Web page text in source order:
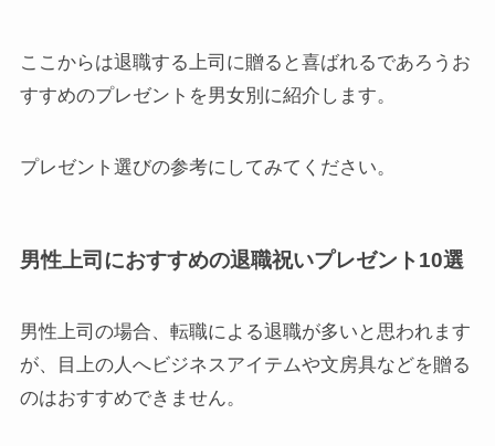
ここからは退職する上司に贈ると喜ばれるであろうお
すすめのプレゼントを男女別に紹介します。
プレゼント選びの参考にしてみてください。
男性上司におすすめの退職祝いプレゼント10選
男性上司の場合、転職による退職が多いと思われます
が、目上の人へビジネスアイテムや文房具などを贈る
のはおすすめできません。